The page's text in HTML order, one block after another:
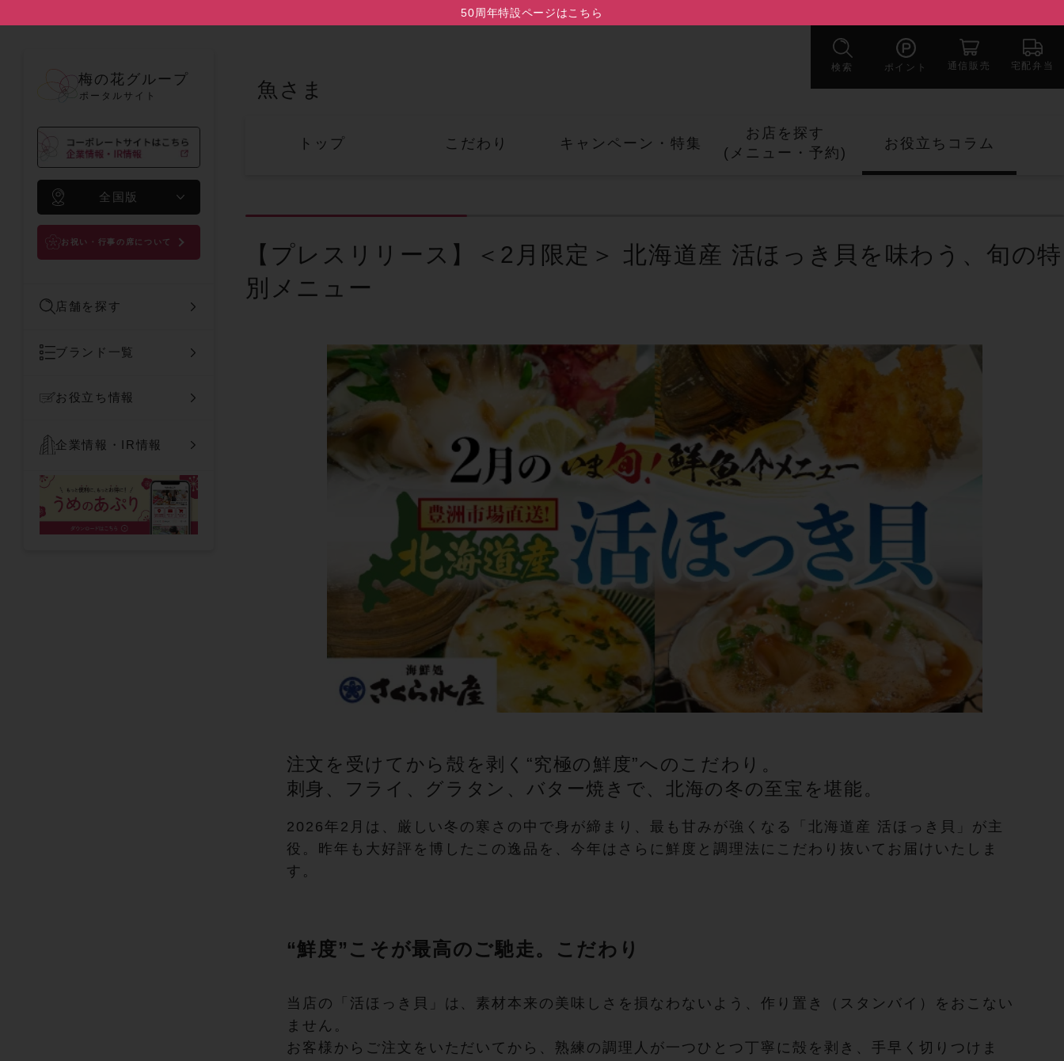
50周年特設ページはこちら
梅の花グループ
ポータルサイト
全国版
お祝い・行事の席について
店舗を探す
ブランド一覧
お役立ち情報
企業情報・IR情報
検索 ポイント 通信販売 宅配弁当
魚さま
トップ こだわり キャンペーン・ 特集
お店を探す
(メニュー・ 予約)
お役立ちコラム
【プレスリリース】＜2月限定＞ 北海道産 活ほっき貝を味わう、旬の特
別メニュー
注文を受けてから殻を剥く“究極の鮮度”へのこだわり。
刺身、フライ、グラタン、バター焼きで、北海の冬の至宝を堪能。
2026年2月は、厳しい冬の寒さの中で身が締まり、最も甘みが強くなる「北海道産 活ほっき貝」が主
役。昨年も大好評を博したこの逸品を、今年はさらに鮮度と調理法にこだわり抜いてお届けいたしま
す。
“鮮度”こそが最高のご馳走。こだわり
当店の「活ほっき貝」は、素材本来の美味しさを損なわないよう、作り置き（スタンバイ）をおこない
ません。
お客様からご注文をいただいてから、熟練の調理人が一つひとつ丁寧に殻を剥き、手早く切りつけま